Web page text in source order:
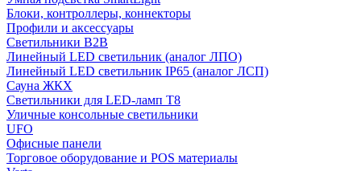
Блоки, контроллеры, коннекторы
Профили и аксессуары
Светильники B2B
Линейный LED светильник (аналог ЛПО)
Линейный LED светильник IP65 (аналог ЛСП)
Сауна ЖКХ
Светильники для LED-ламп T8
Уличные консольные светильники
UFO
Офисные панели
Торговое оборудование и POS материалы